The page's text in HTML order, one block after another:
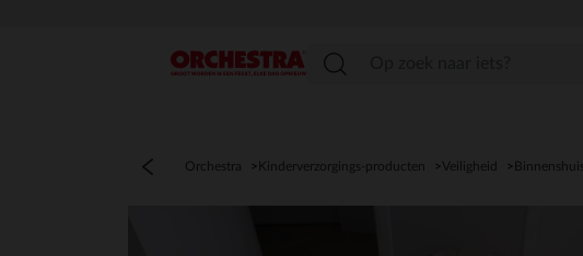
menu
Orchestra Kinderverzorgings-producten Veiligheid Binnenshuis